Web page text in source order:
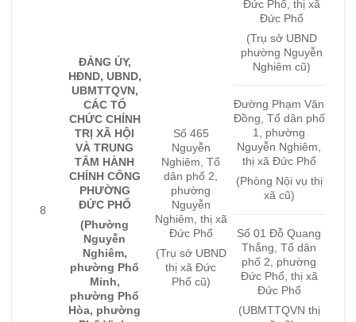
8
ĐẢNG ỦY,
HĐND, UBND,
UBMTTQVN,
CÁC TỔ
CHỨC CHÍNH
TRỊ XÃ HỘI
VÀ TRUNG
TÂM HÀNH
CHÍNH CÔNG
PHƯỜNG
ĐỨC PHỔ
(Phường
Nguyễn
Nghiêm,
phường Phổ
Minh,
phường Phổ
Hòa, phường
Số 465
Nguyễn
Nghiêm, Tổ
dân phố 2,
phường
Nguyễn
Nghiêm, thị xã
Đức Phổ
(Trụ sở UBND
thị xã Đức
Phổ cũ)
Đức Phổ, thị xã
Đức Phổ
(Trụ sở UBND
phường Nguyễn
Nghiêm cũ)
Đường Phạm Văn
Đồng, Tổ dân phố
1, phường
Nguyễn Nghiêm,
thị xã Đức Phổ
(Phòng Nội vụ thị
xã cũ)
Số 01 Đỗ Quang
Thắng, Tổ dân
phố 2, phường
Đức Phổ, thị xã
Đức Phổ
(UBMTTQVN thị